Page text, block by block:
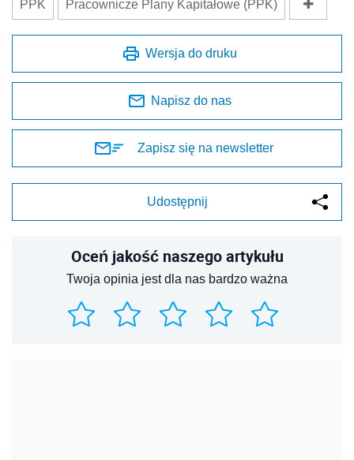
PPK Pracownicze Plany Kapitałowe (PPK)
Wersja do druku
Napisz do nas
Zapisz się na newsletter
Udostępnij
Oceń jakość naszego artykułu
Twoja opinia jest dla nas bardzo ważna